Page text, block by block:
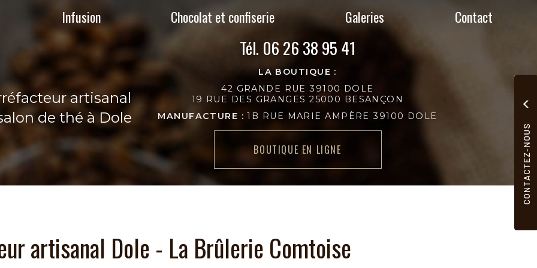
Infusion Chocolat et confiserie Galeries Contact
artisanal
de thé à Dole
Tél. 06 26 38 95 41
LA BOUTIQUE :
42 GRANDE RUE 39100 DOLE
19 RUE DES GRANGES 25000 BESANÇON
MANUFACTURE : 1B RUE MARIE AMPÈRE 39100 DOLE
BOUTIQUE EN LIGNE
artisanal Dole - La Brûlerie Comtoise